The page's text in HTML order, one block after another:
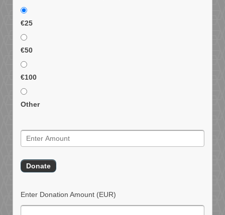
€25
€50
€100
Other
Enter Donation Amount (EUR)